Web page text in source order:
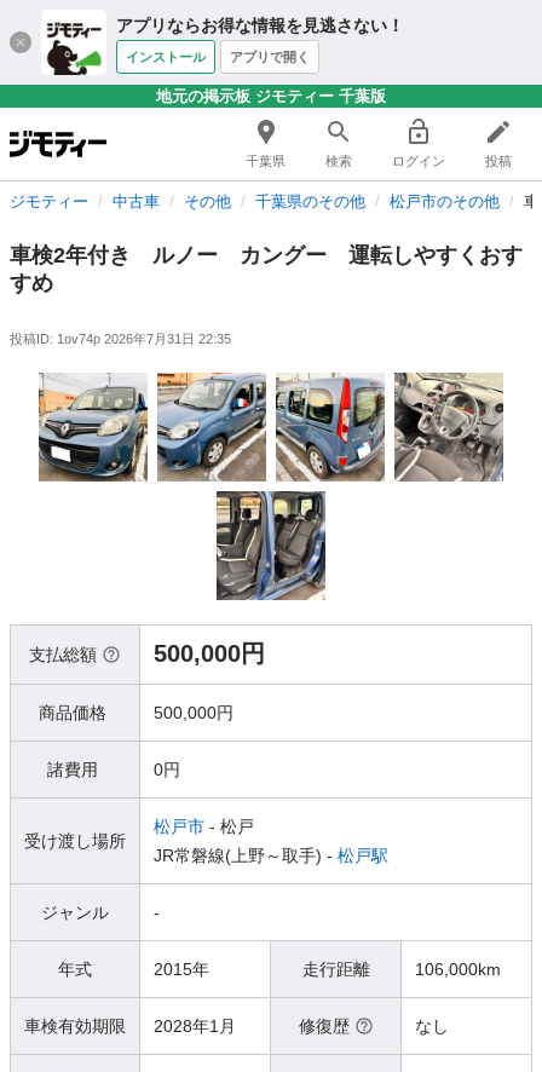
アプリならお得な情報を見逃さない！
インストール アプリで開く
地元の掲示板 ジモティー 千葉版
千葉県 検索 ログイン 投稿
ジモティー 中古車 その他 千葉県のその他 松戸市のその他
車検2年付き ルノー カングー 運転しやすくおす
すめ
投稿ID: 1ov74p 2026年7月31日 22:35
支払総額 500,000円
商品価格 500,000円
諸費用 0円
受け渡し場所
松戸市 - 松戸
JR常磐線(上野～取手) - 松戸駅
ジャンル -
年式 2015年 走行距離 106,000km
車検有効期限 2028年1月 修復歴 なし